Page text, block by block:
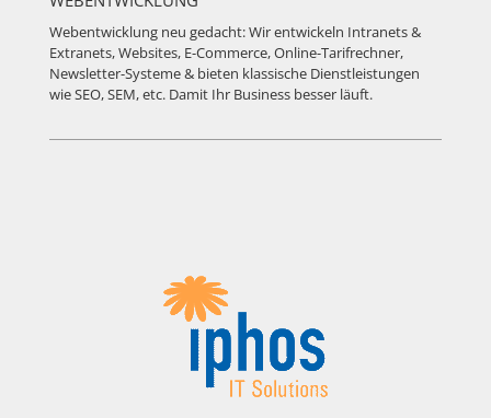
Webentwicklung neu gedacht: Wir entwickeln Intranets &
Extranets, Websites, E-Commerce, Online-Tarifrechner,
Newsletter-Systeme & bieten klassische Dienstleistungen
wie SEO, SEM, etc. Damit Ihr Business besser läuft.